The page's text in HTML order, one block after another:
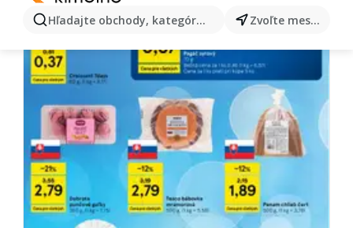
Hľadajte obchody, kategórie, produkty... Zvoľte mesto